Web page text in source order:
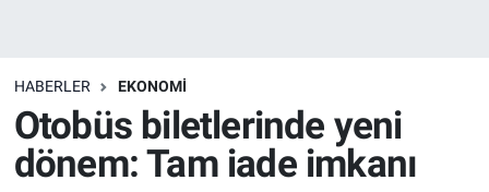
HABERLER EKONOMİ
Otobüs biletlerinde yeni
dönem: Tam iade imkanı